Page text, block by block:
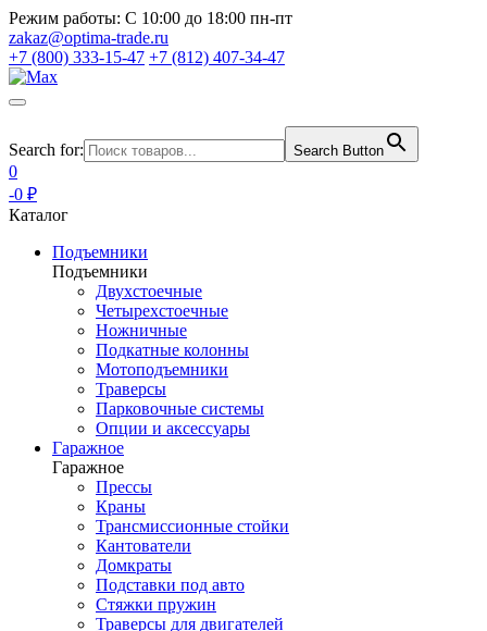
Режим работы: С 10:00 до 18:00 пн-пт
zakaz@optima-trade.ru
+7 (800) 333-15-47 +7 (812) 407-34-47
Search for: Search Button
0
-0 ₽
Каталог
Подъемники
Подъемники
Двухстоечные
Четырехстоечные
Ножничные
Подкатные колонны
Мотоподъемники
Траверсы
Парковочные системы
Опции и аксессуары
Гаражное
Гаражное
Прессы
Краны
Трансмиссионные стойки
Кантователи
Домкраты
Подставки под авто
Стяжки пружин
Траверсы для двигателей